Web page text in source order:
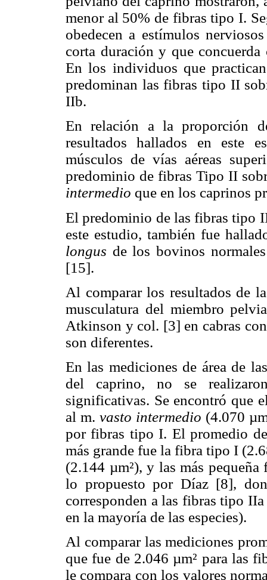
menor al 50% de fibras tipo I.
obedecen a estímulos
corta duración y que
En los individuos que
predominan las fibras tipo II
IIb.
En relación a la proporción
resultados hallados en este
músculos de vías aéreas
predominio de fibras Tipo II
intermedio que en los caprinos
El predominio de las fibras tipo
este estudio, también fue
longus de los bovinos
[15].
Al comparar los resultados de
musculatura del miembro
Atkinson y col. [3] en cabras
son diferentes.
En las mediciones de área de
del caprino, no se
significativas. Se encontró que
al m. vasto intermedio (4.070
por fibras tipo I. El promedio
más grande fue la fibra tipo I
(2.144 µm²), y las más
lo propuesto por Díaz [8],
corresponden a las fibras tipo
en la mayoría de las especies).
Al comparar las mediciones
que fue de 2.046 µm² para las
le compara con los valores